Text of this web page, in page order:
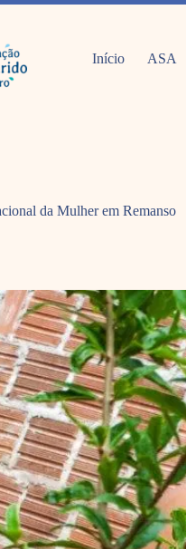
Início ASA
da Mulher em Remanso